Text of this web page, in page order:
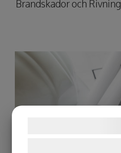
Brandskador och Rivning